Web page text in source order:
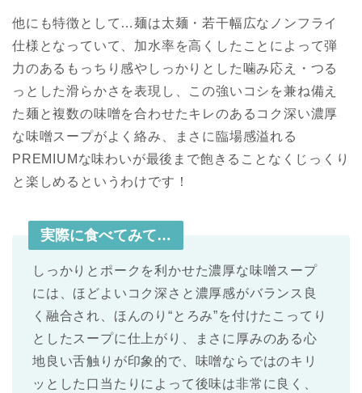
他にも特徴として…麺は太麺・若干幅広なノンフライ
仕様となっていて、加水率を高くしたことによって弾
力のあるもっちり感やしっかりとした噛み応え・つる
っとした滑らかさを表現し、この強いコシを兼ね備え
た麺と複数の味噌を合わせたキレのあるコク深い濃厚
な味噌スープがよく絡み、まさに臨場感溢れる
PREMIUMな味わいが最後まで飽きることなくじっくり
と楽しめるというわけです！
実際に食べてみて…
しっかりとポークを利かせた濃厚な味噌スープ
には、ほどよいコク深さと濃厚感がバランス良
く融合され、ほんのり“とろみ”を付けたこってり
としたスープに仕上がり、まさに厚みのある心
地良い舌触りが印象的で、味噌ならではのキリ
ッとした口当たりによって後味は非常に良く、